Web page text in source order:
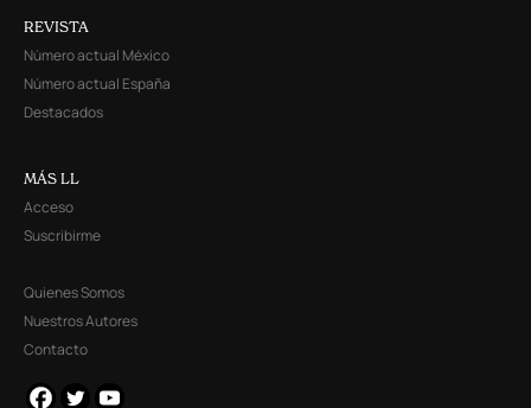
REVISTA
Número actual México
Número actual España
Destacados
MÁS LL
Acceso
Suscribirme
Quienes Somos
Nuestros Autores
Contacto